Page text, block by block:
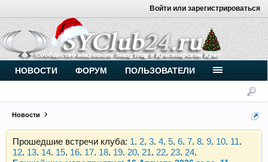
Войти или зарегистрироваться
Новости
Внимание, новые участники нашего клуба!
Основное общение происходит вTelegram-чате.
Присоединяйтесь.
Чип-тюнинг (прошивка) дизелей от
Vahmurka
12.13.14.15.16.17.18.19.20.21.22.23.24.
Ближайшие мероприятия: 16 Августа 2026 года, 11
лет клубу!
НОВОСТИ ФОРУМ ПОЛЬЗОВАТЕЛИ